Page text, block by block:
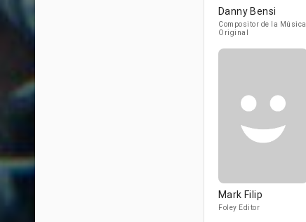
Danny Bensi
Compositor de la Música
Original
Mark Filip
Foley Editor